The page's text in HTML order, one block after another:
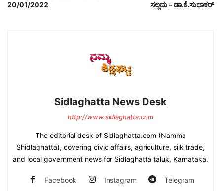
20/01/2022
ಸಲ್ಲದು – ಡಾ.ಕೆ.ಸುಧಾಕರ್
Sidlaghatta News Desk
http://www.sidlaghatta.com
The editorial desk of Sidlaghatta.com (Namma
Shidlaghatta), covering civic affairs, agriculture, silk trade,
and local government news for Sidlaghatta taluk, Karnataka.
Facebook Instagram Telegram